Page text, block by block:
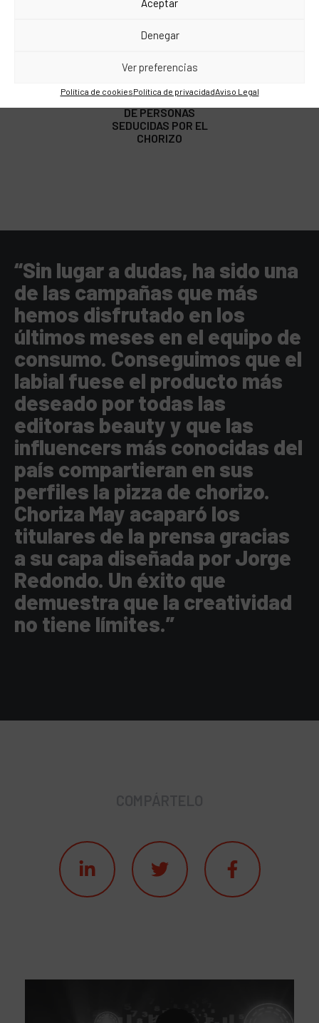
Denegar
Ver preferencias
Política de cookiesPolítica de privacidadAviso Legal
+25M
DE PERSONAS
SEDUCIDAS POR EL
CHORIZO
“Sin lugar a dudas, ha sido una
de las campañas que más
hemos disfrutado en los
últimos meses en el equipo de
consumo. Conseguimos que el
labial fuese el producto más
deseado por todas las
editoras beauty y que las
influencers más conocidas del
país compartieran en sus
perfiles la pizza de chorizo.
Choriza May acaparó los
titulares de la prensa gracias
a su capa diseñada por Jorge
Redondo. Un éxito que
demuestra que la creatividad
no tiene límites.”